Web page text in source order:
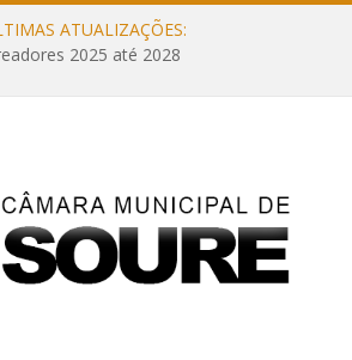
ATUALIZAÇÕES:
2025 até 2028